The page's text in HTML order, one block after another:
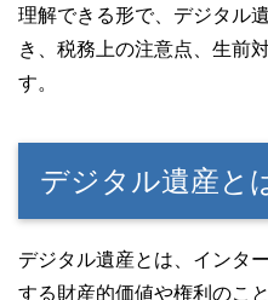
理解できる形で、デジタル
き、税務上の注意点、生前
す。
デジタル遺産と
デジタル遺産とは、インタ
する財産的価値や権利のこ